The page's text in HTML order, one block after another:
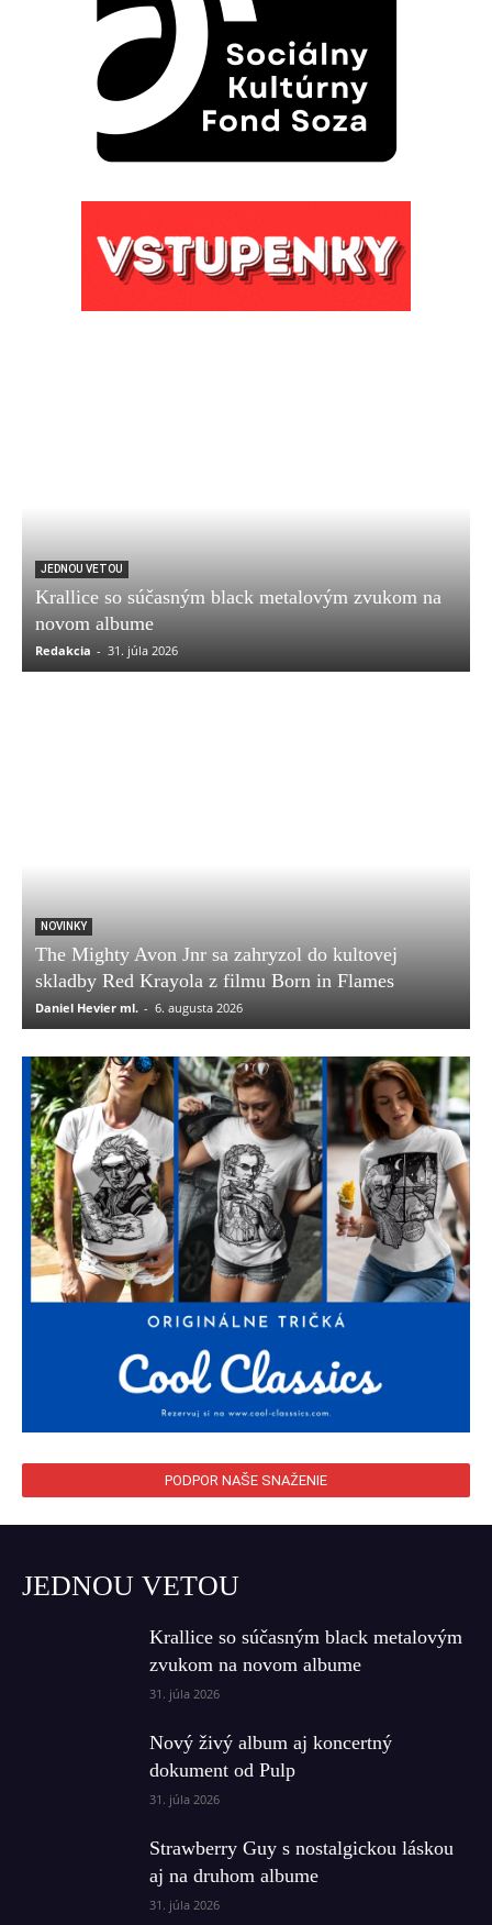
JEDNOU VETOU
Krallice so súčasným black metalovým zvukom na
novom albume
Redakcia - 31. júla 2026
NOVINKY
The Mighty Avon Jnr sa zahryzol do kultovej
skladby Red Krayola z filmu Born in Flames
Daniel Hevier ml. - 6. augusta 2026
PODPOR NAŠE SNAŽENIE
JEDNOU VETOU
Krallice so súčasným black metalovým
zvukom na novom albume
31. júla 2026
Nový živý album aj koncertný
dokument od Pulp
31. júla 2026
Strawberry Guy s nostalgickou láskou
aj na druhom albume
31. júla 2026